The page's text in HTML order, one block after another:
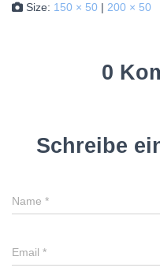
Size: 150 × 50 | 200 × 50
0
Schreibe
Name *
Email *